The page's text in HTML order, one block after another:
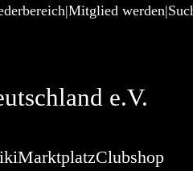
Mitglied werden
e.V.
MarktplatzClubshop